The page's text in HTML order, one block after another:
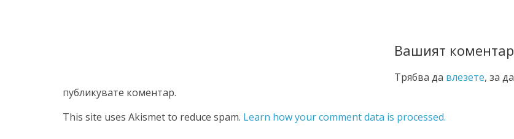
Вашият коментар
Трябва да влезете, за да
публикувате коментар.
This site uses Akismet to reduce spam. Learn how your comment data is processed.